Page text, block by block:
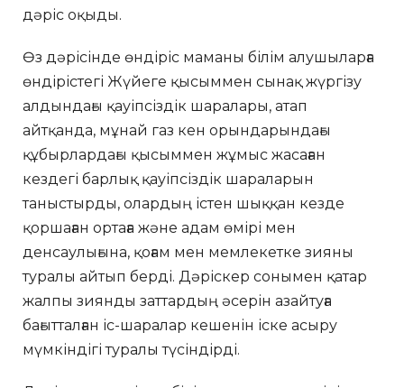
дәріс оқыды.
Өз дәрісінде өндіріс маманы білім алушыларға
өндірістегі Жүйеге қысыммен сынақ жүргізу
алдындағы қауіпсіздік шаралары, атап
айтқанда, мұнай газ кен орындарындағы
құбырлардағы қысыммен жұмыс жасаған
кездегі барлық қауіпсіздік шараларын
таныстырды, олардың істен шыққан кезде
қоршаған ортаға және адам өмірі мен
денсаулығына, қоғам мен мемлекетке зияны
туралы айтып берді. Дәріскер сонымен қатар
жалпы зиянды заттардың әсерін азайтуға
бағытталған іс-шаралар кешенін іске асыру
мүмкіндігі туралы түсіндірді.